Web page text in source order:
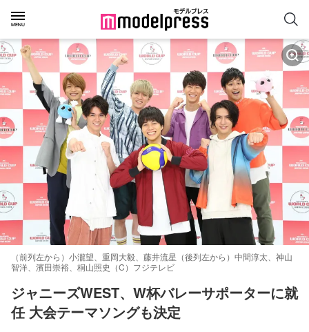
（前列左から）小瀧望、重岡大毅、藤井流星（後列左から）中間淳太、神山
智洋、濱田崇裕、桐山照史（C）フジテレビ
ジャニーズWEST、W杯バレーサポーターに就
任 大会テーマソングも決定